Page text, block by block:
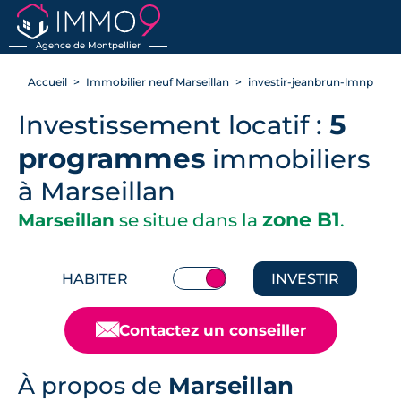
Agence de Montpellier
RETOUR
Accueil Immobilier neuf Marseillan investir-jeanbrun-lmnp
Investissement locatif : 5
programmes immobiliers
à Marseillan
Marseillan se situe dans la zone B1.
HABITER INVESTIR
📧Contactez un conseiller
À propos de Marseillan